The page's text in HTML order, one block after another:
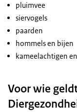
pluimvee
siervogels
paarden
hommels en bijen
kameelachtigen
Voor wie